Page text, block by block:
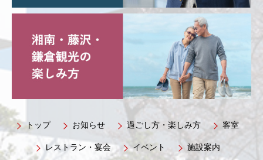
トップ お知らせ 過ごし方・楽しみ方 客室
レストラン・宴会 イベント 施設案内